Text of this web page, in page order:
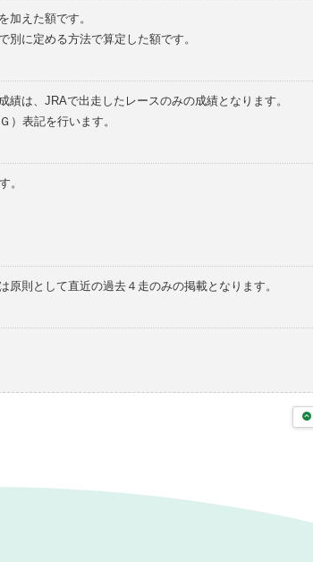
加えた額です。
別に定める方法で算定した額です。
は、JRAで出走したレースのみの成績となります。
表記を行います。
。
則として直近の過去４走のみの掲載となります。